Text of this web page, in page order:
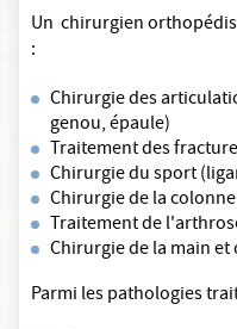
Un chirurgien
:
Chirurgie des
genou, épaule)
Traitement des
Chirurgie du sport
Chirurgie de la
Traitement de
Chirurgie de la main et
Parmi les pathologies